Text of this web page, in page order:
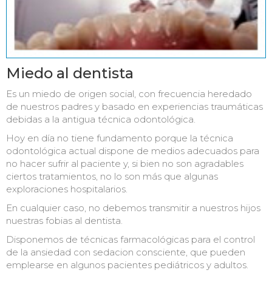
Miedo al dentista
Es un miedo de origen social, con frecuencia heredado
de nuestros padres y basado en experiencias traumáticas
debidas a la antigua técnica odontológica.
Hoy en día no tiene fundamento porque la técnica
odontológica actual dispone de medios adecuados para
no hacer sufrir al paciente y, si bien no son agradables
ciertos tratamientos, no lo son más que algunas
exploraciones hospitalarios.
En cualquier caso, no debemos transmitir a nuestros hijos
nuestras fobias al dentista.
Disponemos de técnicas farmacológicas para el control
de la ansiedad con sedacion consciente, que pueden
emplearse en algunos pacientes pediátricos y adultos.